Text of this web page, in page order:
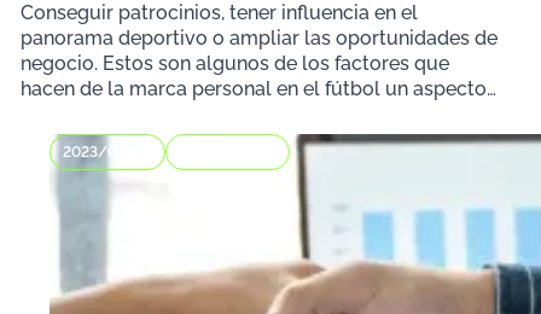
Conseguir patrocinios, tener influencia en el
panorama deportivo o ampliar las oportunidades de
negocio. Estos son algunos de los factores que
hacen de la marca personal en el fútbol un aspecto
2023/09/27